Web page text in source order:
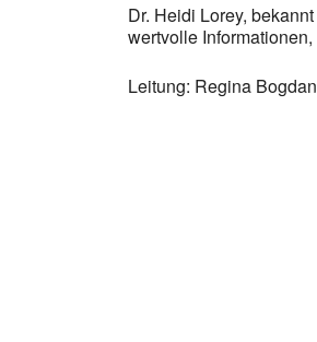
Dr. Heidi Lorey,
wertvolle
Leitung: Regina